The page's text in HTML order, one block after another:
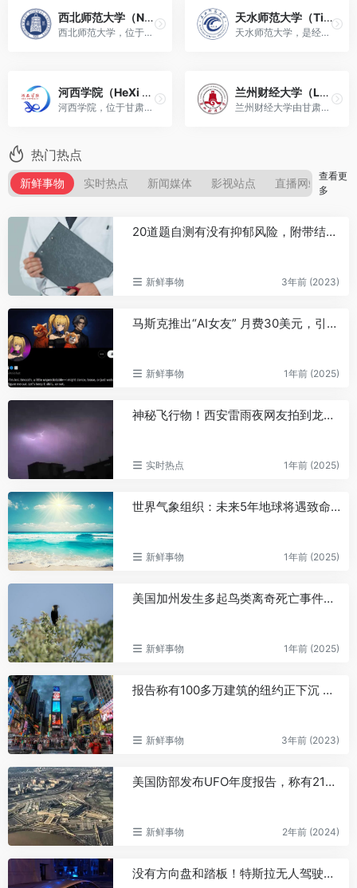
外星探秘 2026年5月26日
西北师范大学（Northwest Normal University）
西北师范大学，位于甘肃省兰州市，是甘肃省人民政府和教育部共建的重点大学。
天水师范大学（Tianshui Normal University）
天水师范大学，是经中华人民共和国教育部批准成立，由甘肃省主管的全日制普通高等学校。
河西学院（HeXi University）
河西学院，位于甘肃省张掖市，是甘肃省属普通本科院校。
兰州财经大学（Lanzhou University of Finance and Economics）
兰州财经大学由甘肃省人民政府举办、教育部批准的全日制普通高等学校。
热门热点
新鲜事物 实时热点 新闻媒体 影视站点 直播网站 热
查看更
多
20道题自测有没有抑郁风险，附带结果评定
新鲜事物 3年前 (2023)
马斯克推出“AI女友” 月费30美元，引发了关于虚拟情感依附和伦理问题的广泛讨论
新鲜事物 1年前 (2025)
神秘飞行物！西安雷雨夜网友拍到龙形飞行物，气象局部门回应了
实时热点 1年前 (2025)
世界气象组织：未来5年地球将遇致命高温，极端天气或更频繁
新鲜事物 1年前 (2025)
美国加州发生多起鸟类离奇死亡事件，50多只鸟空中突然爆炸
新鲜事物 1年前 (2025)
报告称有100多万建筑的纽约正下沉 每年下沉约一到两毫米
新鲜事物 3年前 (2023)
美国防部发布UFO年度报告，称有21份目击报告尚无法解释
新鲜事物 2年前 (2024)
没有方向盘和踏板！特斯拉无人驾驶出租车发布